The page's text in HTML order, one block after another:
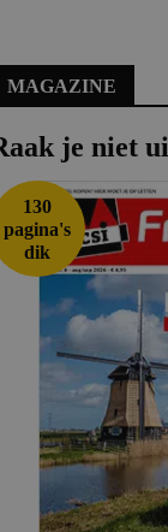
MAGAZINE
je niet
130
pagina's
dik